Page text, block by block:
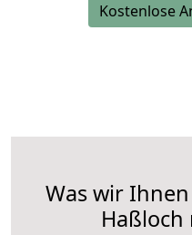
Kostenlose
Was wir
Haßloch